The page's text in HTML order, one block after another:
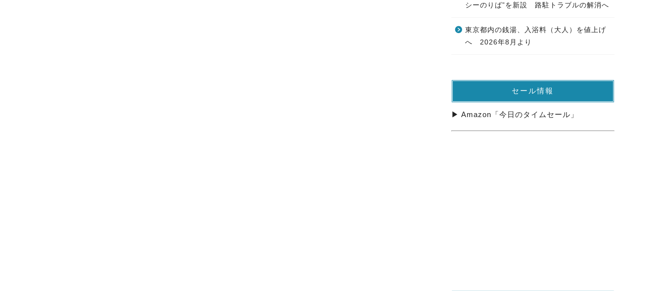
シーのりば”を新設 路駐トラブルの解消へ
東京都内の銭湯、入浴料（大人）を値上げ
へ 2026年8月より
セール情報
▶ Amazon「今日のタイムセール」